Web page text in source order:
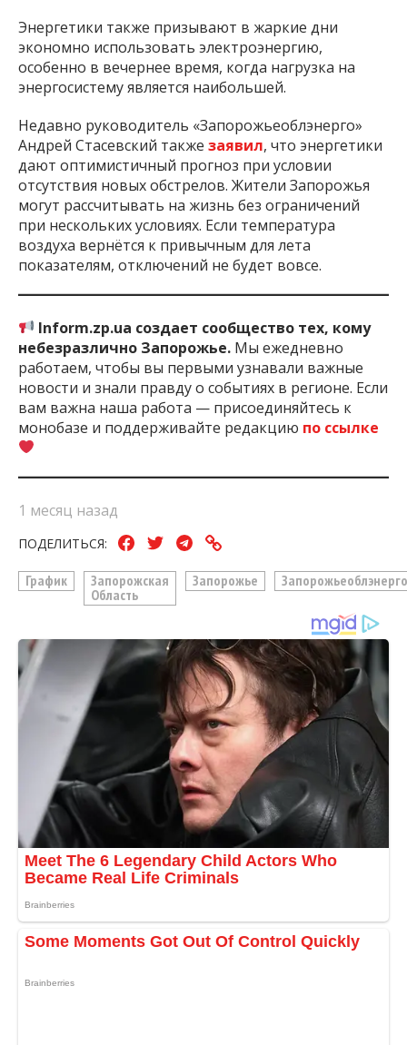
Энергетики также призывают в жаркие дни
экономно использовать электроэнергию,
особенно в вечернее время, когда нагрузка на
энергосистему является наибольшей.
Недавно руководитель «Запорожьеоблэнерго»
Андрей Стасевский также заявил, что энергетики
дают оптимистичный прогноз при условии
отсутствия новых обстрелов. Жители Запорожья
могут рассчитывать на жизнь без ограничений
при нескольких условиях. Если температура
воздуха вернётся к привычным для лета
показателям, отключений не будет вовсе.
Inform.zp.ua создает сообщество тех, кому
небезразлично Запорожье. Мы ежедневно
работаем, чтобы вы первыми узнавали важные
новости и знали правду о событиях в регионе. Если
вам важна наша работа — присоединяйтесь к
монобазе и поддерживайте редакцию по ссылке
1 месяц назад
ПОДЕЛИТЬСЯ:
График
Запорожская
Область
Запорожье